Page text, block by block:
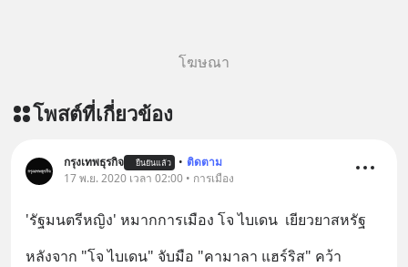
โฆษณา
โพสต์ที่เกี่ยวข้อง
กรุงเทพธุรกิจ ยืนยันแล้ว • ติดตาม
17 พ.ย. 2020 เวลา 02:00 • การเมือง
'รัฐมนตรีหญิง' หมากการเมือง โจ ไบเดน  เยียวยาสหรัฐ
หลังจาก "โจ ไบเดน" จับมือ "คามาลา แฮร์ริส" คว้า